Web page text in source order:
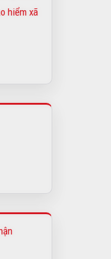
hiểm xã